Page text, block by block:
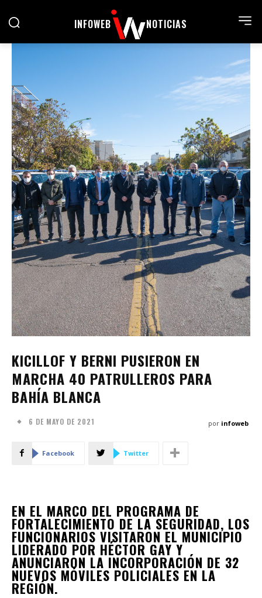
INFOWEB NOTICIAS
KICILLOF Y BERNI PUSIERON EN
MARCHA 40 PATRULLEROS PARA
BAHÍA BLANCA
6 DE MAYO DE 2021 por infoweb
Facebook Twitter
EN EL MARCO DEL PROGRAMA DE
FORTALECIMIENTO DE LA SEGURIDAD, LOS
FUNCIONARIOS VISITARON EL MUNICIPIO
LIDERADO POR HÉCTOR GAY Y
ANUNCIARON LA INCORPORACIÓN DE 32
NUEVOS MÓVILES POLICIALES EN LA
REGIÓN.